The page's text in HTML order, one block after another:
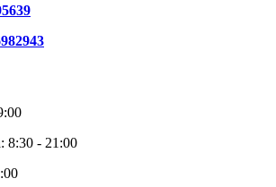
8:30 - 21:00